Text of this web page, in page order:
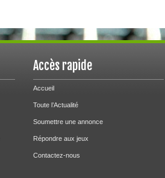
Accès rapide
Accueil
Toute l’Actualité
Soumettre une annonce
Répondre aux jeux
Contactez-nous